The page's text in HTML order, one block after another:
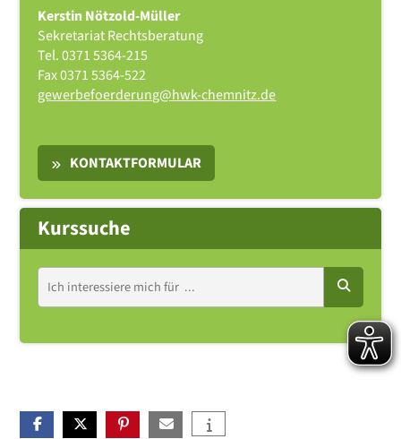
Kerstin Nötzold-Müller
Sekretariat Rechtsberatung
Tel.0371 5364-215
Fax0371 5364-522
gewerbefoerderung@hwk-chemnitz.de
KONTAKTFORMULAR
Kurssuche